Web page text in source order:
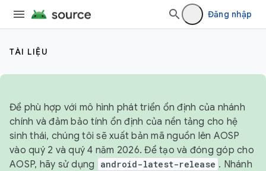
Đăng nhập
TÀI LIỆU
Để phù hợp với mô hình phát triển ổn định của nhánh
chính và đảm bảo tính ổn định của nền tảng cho hệ
sinh thái, chúng tôi sẽ xuất bản mã nguồn lên AOSP
vào quý 2 và quý 4 năm 2026. Để tạo và đóng góp cho
AOSP, hãy sử dụng
android-latest-release . Nhánh